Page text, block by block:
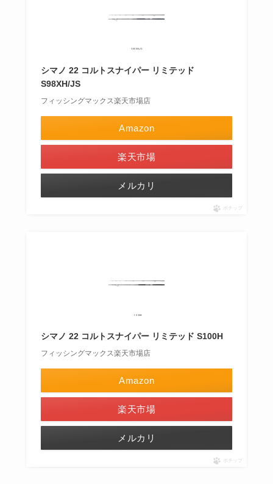
シマノ 22 コルトスナイパー リミテッド
S98XH/JS
フィッシングマックス楽天市場店
Amazon
楽天市場
メルカリ
ポチップ
シマノ 22 コルトスナイパー リミテッド S100H
フィッシングマックス楽天市場店
Amazon
楽天市場
メルカリ
ポチップ